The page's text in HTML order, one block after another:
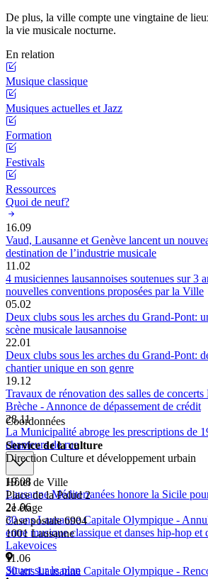
De plus, la ville compte une vingtaine de
la vie musicale nocturne.
En relation
Musique classique
Musiques actuelles et Jazz
Formation
Festivals
Ressources
Quoi de neuf?
16.09
Vaud, Lausanne et Genève lancent un
destination de l’industrie musicale
11.02
4 musiciennes lausannoises soutenues sur 3
nouvelles conventions proposées par la Ville
05.02
Deux clubs sous les arches du Grand-Pont:
scène musicale lausannoise
22.01
Deux clubs sous les arches du Grand-Pont:
chantier unique en son genre
19.12
Travaux de rénovation des salles de
Brèche - Annonce de dépassement de crédit
28.11
La Municipalité abroge les prescriptions de
chanteurs de rue
19.08
Lausanne Méditerranées honore la Sicile
21.06
30 ans Lausanne Capitale Olympique -
entre musique classique et danses hip-hop et
Lakevoices
11.06
30 ans Lausanne Capitale Olympique -
Coordonnées
Service de la culture
Direction Culture et développement urbain
Hôtel de Ville
Place de la Palud 2
2e étage
Case postale 6904
1001 Lausanne
Situer sur le plan